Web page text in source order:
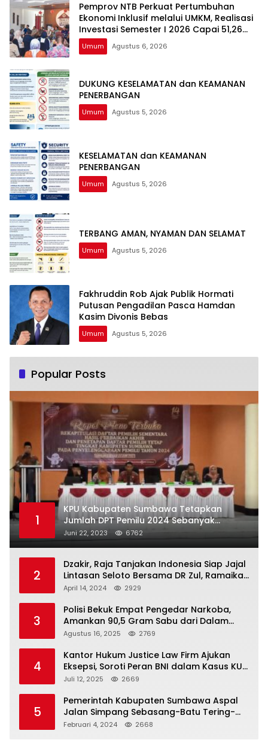
Pemprov NTB Perkuat Pertumbuhan
Ekonomi Inklusif melalui UMKM, Realisasi
Investasi Semester I 2026 Capai 51,26
Persen
Umum Agustus 6, 2026
DUKUNG KESELAMATAN dan KEAMANAN
PENERBANGAN
Umum Agustus 5, 2026
KESELAMATAN dan KEAMANAN
PENERBANGAN
Umum Agustus 5, 2026
TERBANG AMAN, NYAMAN DAN SELAMAT
Umum Agustus 5, 2026
Fakhruddin Rob Ajak Publik Hormati
Putusan Pengadilan Pasca Hamdan
Kasim Divonis Bebas
Umum Agustus 5, 2026
Popular Posts
1
KPU Kabupaten Sumbawa Tetapkan
Jumlah DPT Pemilu 2024 Sebanyak
367.987 Pemilih
Juni 22, 2023 6762
2
Dzakir, Raja Tanjakan Indonesia Siap Jajal
Lintasan Seloto Bersama DR Zul, Ramaikan
Trabas JAS #2 KSB
April 14, 2024 2929
3
Polisi Bekuk Empat Pengedar Narkoba,
Amankan 90,5 Gram Sabu dari Dalam
Mobil
Agustus 16, 2025 2769
4
Kantor Hukum Justice Law Firm Ajukan
Eksepsi, Soroti Peran BNI dalam Kasus KUR
Bawang Merah KCP Woha
Juli 12, 2025 2669
5
Pemerintah Kabupaten Sumbawa Aspal
Jalan Simpang Sebasang-Batu Tering-
Lito
Februari 4, 2024 2668